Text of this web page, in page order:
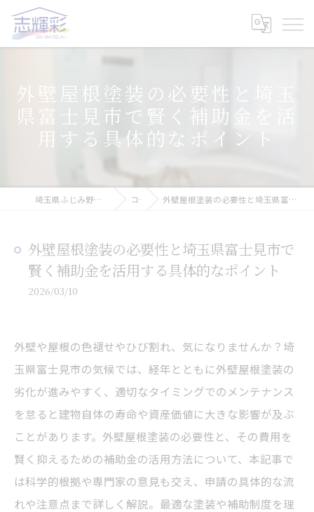
外壁屋根塗装の必要性と埼玉
県富士見市で賢く補助金を活
用する具体的なポイント
埼玉県ふじみ野市の塗装なら株式会社志輝彩 コラム 外壁屋根塗装の必要性と埼玉県富士見市で賢く補助金を活用する具体的なポイント
外壁屋根塗装の必要性と埼玉県富士見市で
賢く補助金を活用する具体的なポイント
2026/03/10
外壁や屋根の色褪せやひび割れ、気になりませんか？埼
玉県富士見市の気候では、経年とともに外壁屋根塗装の
劣化が進みやすく、適切なタイミングでのメンテナンス
を怠ると建物自体の寿命や資産価値に大きな影響が及ぶ
ことがあります。外壁屋根塗装の必要性と、その費用を
賢く抑えるための補助金の活用方法について、本記事で
は科学的根拠や専門家の意見も交え、申請の具体的な流
れや注意点まで詳しく解説。最適な塗装や補助制度を理